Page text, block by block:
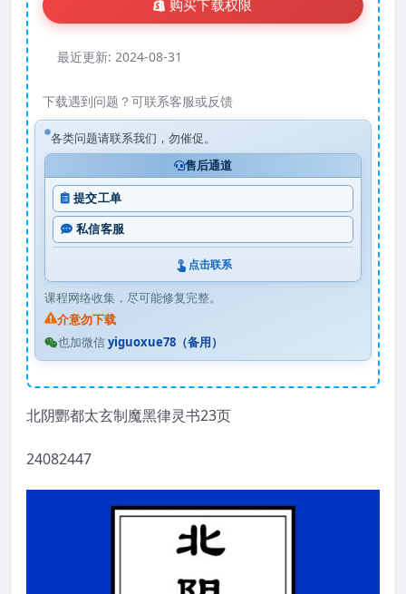
购买下载权限
最近更新: 2024-08-31
下载遇到问题？可联系客服或反馈
各类问题请联系我们，勿催促。
售后通道
提交工单
私信客服
点击联系
课程网络收集，尽可能修复完整。
介意勿下载
也加微信yiguoxue78（备用）
北阴酆都太玄制魔黑律灵书23页
24082447